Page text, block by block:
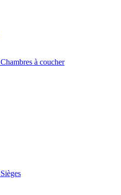
Chambres à coucher
Sièges